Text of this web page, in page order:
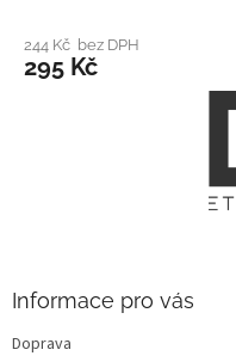
244 Kč bez DPH
295 Kč
Informace pro vás
Doprava